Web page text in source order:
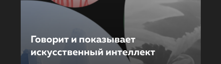
Говорит и показывает
искусственный интеллект